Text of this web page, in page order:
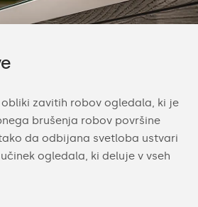
zavitih robov ogledala, ki je
brušenja robov površine
da odbijana svetloba ustvari
ogledala, ki deluje v vseh